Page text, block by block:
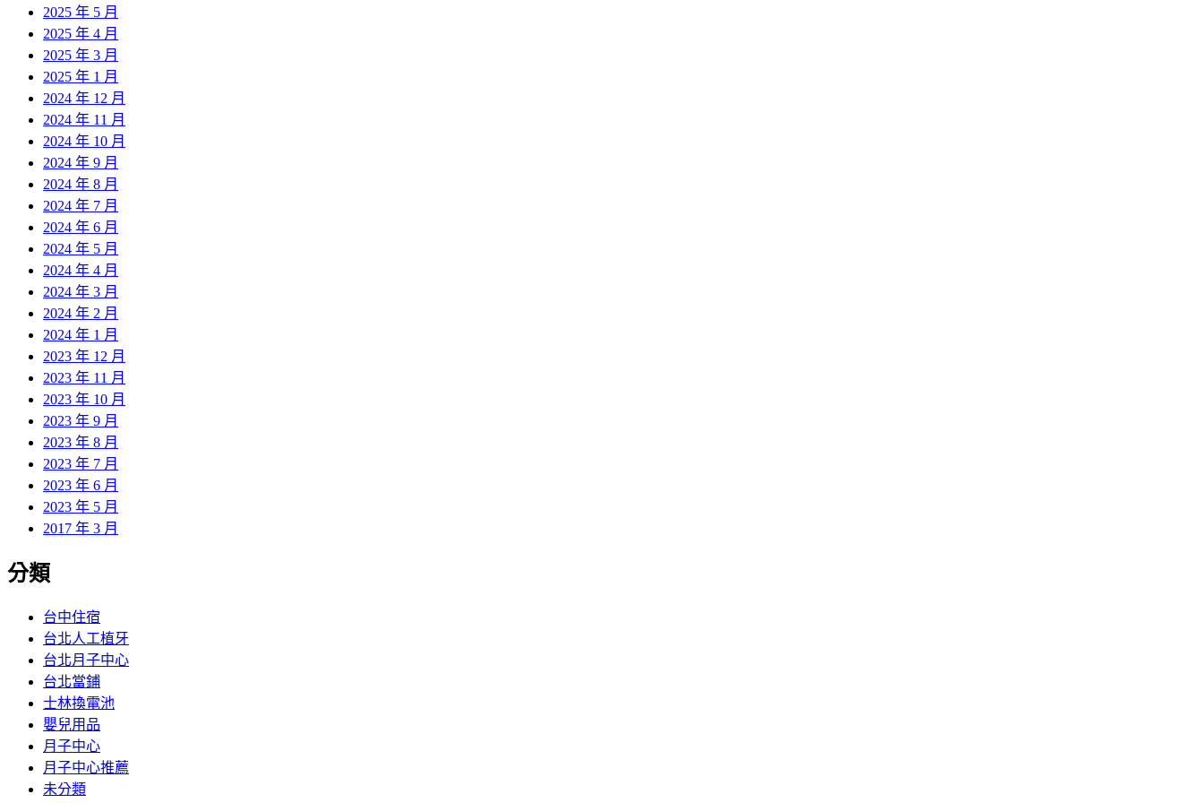
2025 年 5 月
2025 年 4 月
2025 年 3 月
2025 年 1 月
2024 年 12 月
2024 年 11 月
2024 年 10 月
2024 年 9 月
2024 年 8 月
2024 年 7 月
2024 年 6 月
2024 年 5 月
2024 年 4 月
2024 年 3 月
2024 年 2 月
2024 年 1 月
2023 年 12 月
2023 年 11 月
2023 年 10 月
2023 年 9 月
2023 年 8 月
2023 年 7 月
2023 年 6 月
2023 年 5 月
2017 年 3 月
分類
台中住宿
台北人工植牙
台北月子中心
台北當鋪
士林換電池
嬰兒用品
月子中心
月子中心推薦
未分類